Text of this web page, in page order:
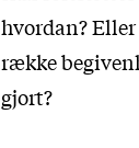
hvordan?
række
gjort?